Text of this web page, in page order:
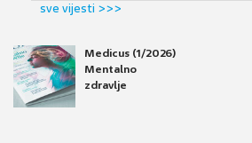
sve vijesti >>>
Medicus (1/2026)
Mentalno
zdravlje